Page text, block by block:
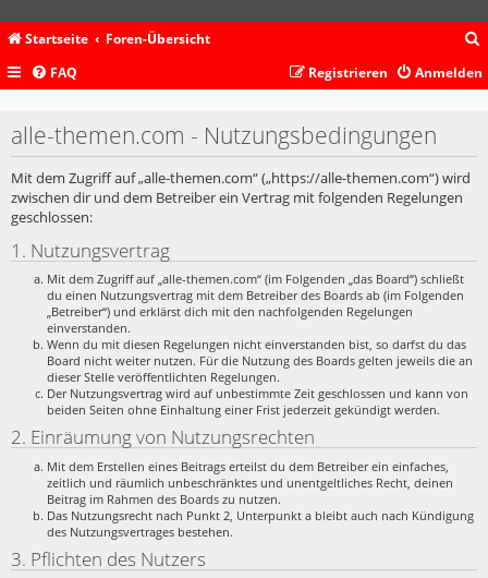
Startseite Foren-Übersicht
c
FAQ Anmelden
Registrieren
alle-themen.com - Nutzungsbedingungen
Mit dem Zugriff auf „alle-themen.com“ („https://alle-themen.com“) wird
zwischen dir und dem Betreiber ein Vertrag mit folgenden Regelungen
geschlossen:
1. Nutzungsvertrag
Mit dem Zugriff auf „alle-themen.com“ (im Folgenden „das Board“) schließt
du einen Nutzungsvertrag mit dem Betreiber des Boards ab (im Folgenden
„Betreiber“) und erklärst dich mit den nachfolgenden Regelungen
einverstanden.
Wenn du mit diesen Regelungen nicht einverstanden bist, so darfst du das
Board nicht weiter nutzen. Für die Nutzung des Boards gelten jeweils die an
dieser Stelle veröffentlichten Regelungen.
Der Nutzungsvertrag wird auf unbestimmte Zeit geschlossen und kann von
beiden Seiten ohne Einhaltung einer Frist jederzeit gekündigt werden.
2. Einräumung von Nutzungsrechten
Mit dem Erstellen eines Beitrags erteilst du dem Betreiber ein einfaches,
zeitlich und räumlich unbeschränktes und unentgeltliches Recht, deinen
Beitrag im Rahmen des Boards zu nutzen.
Das Nutzungsrecht nach Punkt 2, Unterpunkt a bleibt auch nach Kündigung
des Nutzungsvertrages bestehen.
3. Pflichten des Nutzers